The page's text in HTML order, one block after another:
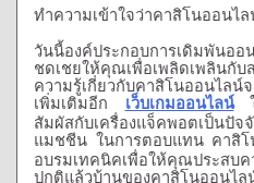
ทำความเข้าใจว่าคาสิโนออนไ
วันนี้องค์ประกอบการเดิมพันอ
ชดเชยให้คุณเพื่อเพลิดเพลินกั
ความรู้เกี่ยวกับคาสิโนออนไล
เพิ่มเติมอีก
เว็บเกมออนไลน์
สัมผัสกับเครื่องแจ็คพอตเป็นปัจ
แมชชีน ในการตอบแทน คาสิ
อบรมเทคนิคเพื่อให้คุณประสบค
ปกติแล้วบ้านของคาสิโนออนไ